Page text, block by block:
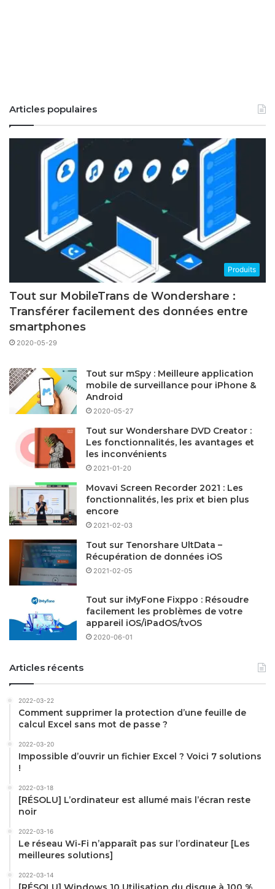
Articles populaires
Produits
Tout sur MobileTrans de Wondershare :
Transférer facilement des données entre
smartphones
2020-05-29
Tout sur mSpy : Meilleure application
mobile de surveillance pour iPhone &
Android
2020-05-27
Tout sur Wondershare DVD Creator :
Les fonctionnalités, les avantages et
les inconvénients
2021-01-20
Movavi Screen Recorder 2021 : Les
fonctionnalités, les prix et bien plus
encore
2021-02-03
Tout sur Tenorshare UltData –
Récupération de données iOS
2021-02-05
Tout sur iMyFone Fixppo : Résoudre
facilement les problèmes de votre
appareil iOS/iPadOS/tvOS
2020-06-01
Articles récents
2022-03-22
Comment supprimer la protection d’une feuille de
calcul Excel sans mot de passe ?
2022-03-20
Impossible d’ouvrir un fichier Excel ? Voici 7 solutions
!
2022-03-18
[RÉSOLU] L’ordinateur est allumé mais l’écran reste
noir
2022-03-16
Le réseau Wi-Fi n’apparaît pas sur l’ordinateur [Les
meilleures solutions]
2022-03-14